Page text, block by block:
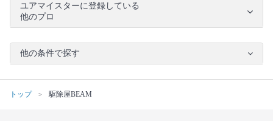
ユアマイスターに登録している
他のプロ
他の条件で探す
トップ 駆除屋BEAM